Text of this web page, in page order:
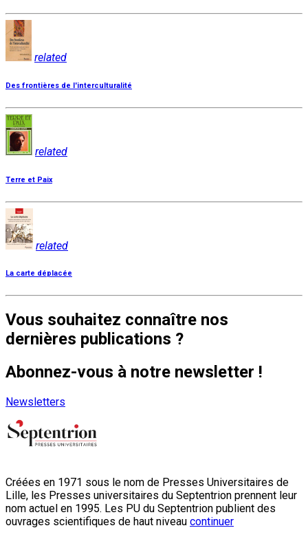
related
Des frontières de l'interculturalité
related
Terre et Paix
related
La carte déplacée
Vous souhaitez connaître nos
dernières publications ?
Abonnez-vous à notre newsletter !
Newsletters
Créées en 1971 sous le nom de Presses Universitaires de
Lille, les Presses universitaires du Septentrion prennent leur
nom actuel en 1995. Les PU du Septentrion publient des
ouvrages scientifiques de haut niveau continuer